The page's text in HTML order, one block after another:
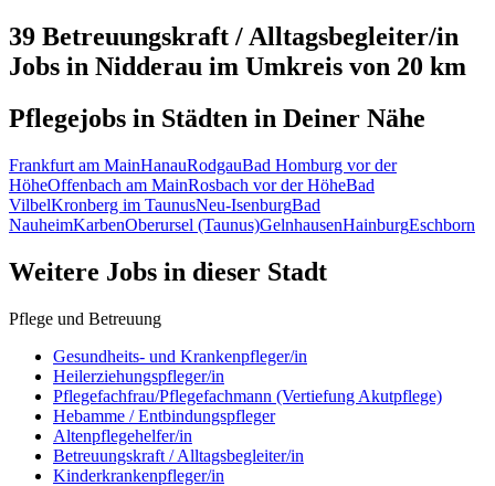
39 Betreuungskraft / Alltagsbegleiter/in
Jobs in Nidderau im Umkreis von 20 km
Pflegejobs in Städten in Deiner Nähe
Frankfurt am MainHanauRodgauBad Homburg vor der
HöheOffenbach am MainRosbach vor der HöheBad
VilbelKronberg im TaunusNeu-IsenburgBad
NauheimKarbenOberursel (Taunus)GelnhausenHainburgEschborn
Weitere Jobs in dieser Stadt
Pflege und Betreuung
Gesundheits- und Krankenpfleger/in
Heilerziehungspfleger/in
Pflegefachfrau/Pflegefachmann (Vertiefung Akutpflege)
Hebamme / Entbindungspfleger
Altenpflegehelfer/in
Betreuungskraft / Alltagsbegleiter/in
Kinderkrankenpfleger/in